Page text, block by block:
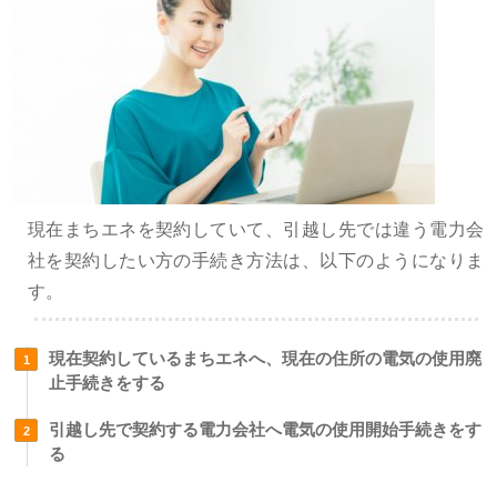
現在まちエネを契約していて、引越し先では違う電力会
社を契約したい方の手続き方法は、以下のようになりま
す。
現在契約しているまちエネへ、現在の住所の電気の使用廃
止手続きをする
引越し先で契約する電力会社へ電気の使用開始手続きをす
る